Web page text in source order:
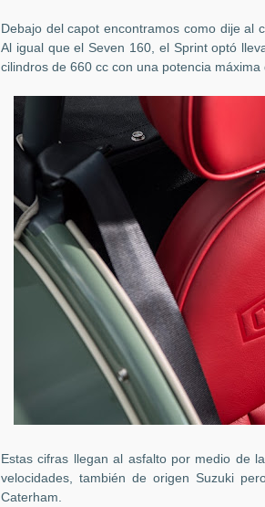
Debajo del capot encontramos como dije al
Al igual que el Seven 160, el Sprint optó
cilindros de 660 cc con una potencia máxima
Estas cifras llegan al asfalto por medio de
velocidades, también de origen Suzuki
Caterham.